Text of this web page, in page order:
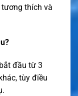
tương thích và
đầu từ 3
tùy điều